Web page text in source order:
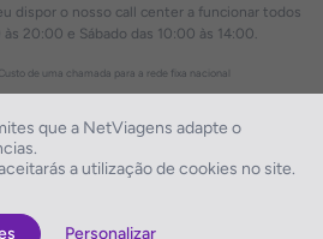
que a NetViagens adapte o
a utilização de cookies no site.
Personalizar
dispor o nosso call center a funcionar todos
20:00 e Sábado das 10:00 às 14:00.
Custo de uma chamada para a rede fixa nacional